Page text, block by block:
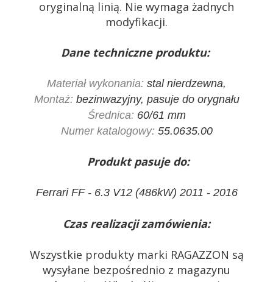
oryginalną linią. Nie wymaga żadnych
modyfikacji.
Dane techniczne produktu:
Materiał wykonania: stal nierdzewna,
Montaż:bezinwazyjny, pasuje do orygnału
Średnica:60/61 mm
Numer katalogowy:55.0635.00
Produkt pasuje do:
Ferrari FF - 6.3 V12 (486kW) 2011 - 2016
Czas realizacji zamówienia:
Wszystkie produkty marki RAGAZZON są
wysyłane bezpośrednio z magazynu